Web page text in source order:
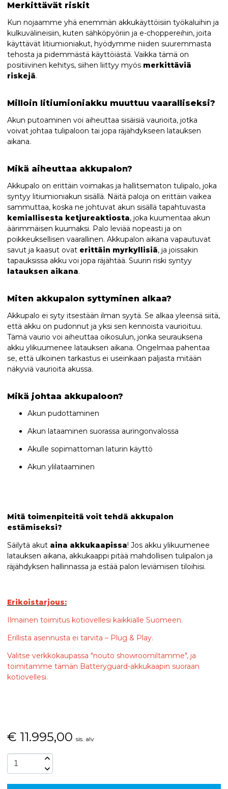
Merkittävät riskit
Kun nojaamme yhä enemmän akkukäyttöisiin työkaluihin ja
kulkuvälineisiin, kuten sähköpyöriin ja e-choppereihin, joita
käyttävät litiumioniakut, hyödymme niiden suuremmasta
tehosta ja pidemmästä käyttöiästä. Vaikka tämä on
positiivinen kehitys, siihen liittyy myös merkittäviä
riskejä.
Milloin litiumioniakku muuttuu vaaralliseksi?
Akun putoaminen voi aiheuttaa sisäisiä vaurioita, jotka
voivat johtaa tulipaloon tai jopa räjähdykseen latauksen
aikana.
Mikä aiheuttaa akkupalon?
Akkupalo on erittäin voimakas ja hallitsematon tulipalo, joka
syntyy litiumioniakun sisällä. Näitä paloja on erittäin vaikea
sammuttaa, koska ne johtuvat akun sisällä tapahtuvasta
kemiallisesta ketjureaktiosta, joka kuumentaa akun
äärimmäisen kuumaksi. Palo leviää nopeasti ja on
poikkeuksellisen vaarallinen. Akkupalon aikana vapautuvat
savut ja kaasut ovat erittäin myrkyllisiä, ja joissakin
tapauksissa akku voi jopa räjähtää. Suurin riski syntyy
latauksen aikana.
Miten akkupalon syttyminen alkaa?
Akkupalo ei syty itsestään ilman syytä. Se alkaa yleensä siitä,
että akku on pudonnut ja yksi sen kennoista vaurioituu.
Tämä vaurio voi aiheuttaa oikosulun, jonka seurauksena
akku ylikuumenee latauksen aikana. Ongelmaa pahentaa
se, että ulkoinen tarkastus ei useinkaan paljasta mitään
näkyviä vaurioita akussa.
Mikä johtaa akkupaloon?
Akun pudottaminen
Akun lataaminen suorassa auringonvalossa
Akulle sopimattoman laturin käyttö
Akun ylilataaminen
Mitä toimenpiteitä voit tehdä akkupalon
estämiseksi?
Säilytä akut aina akkukaapissa! Jos akku ylikuumenee
latauksen aikana, akkukaappi pitää mahdollisen tulipalon ja
räjähdyksen hallinnassa ja estää palon leviämisen tiloihisi.
Erikoistarjous:
Ilmainen toimitus kotiovellesi kaikkialle Suomeen.
Erillistä asennusta ei tarvita – Plug & Play.
Valitse verkkokaupassa "nouto showroomiltamme", ja
toimitamme tämän Batteryguard-akkukaapin suoraan
kotiovellesi.
€ 11.995,00 sis. alv